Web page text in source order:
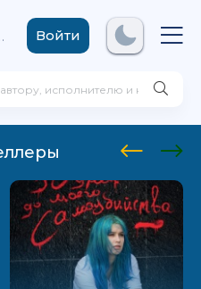
.comВойти